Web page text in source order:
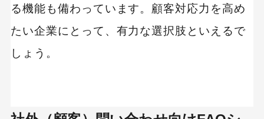
る機能も備わっています。顧客対応力を高め
たい企業にとって、有力な選択肢といえるで
しょう。